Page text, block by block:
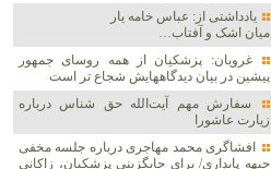
یادداشتی از: عباس خامه یار
میان اشک و آفتاب…
غرویان: پزشکیان از همه روسای جمهور
پیشین در بیان دیدگاههایش شجاع تر است
سفارش مهم آیت‌الله حق شناس درباره
زیارت عاشورا
افشاگری محمد مهاجری درباره جلسه مخفی
جبهه پایداری/ برای جایگزینی پزشکیان، زاکانی